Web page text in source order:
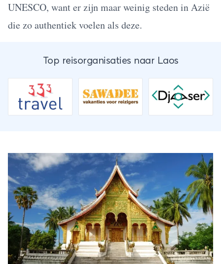
UNESCO, want er zijn maar weinig steden in Azië
die zo authentiek voelen als deze.
Top reisorganisaties naar Laos